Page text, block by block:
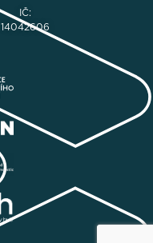
IČ:
14042606